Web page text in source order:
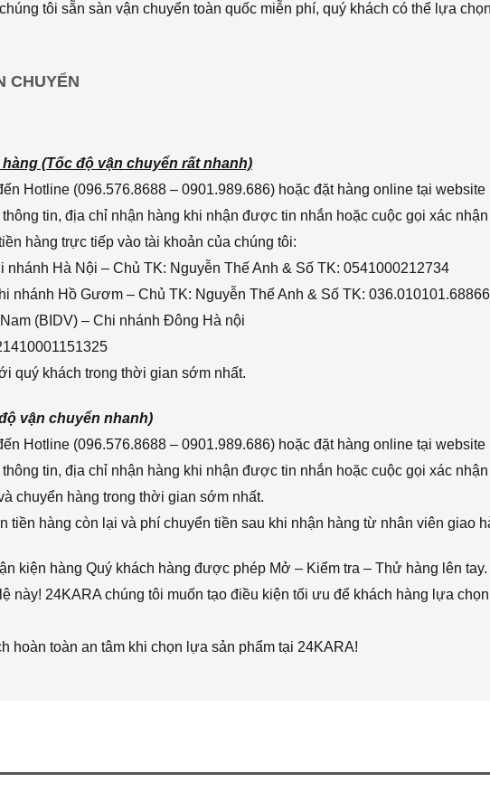
tôi sẵn sàn vận chuyển toàn quốc miễn phí, quý khách có thể lựa
CHUYỂN
(Tốc độ vận chuyển rất nhanh)
Hotline (096.576.8688 – 0901.989.686) hoặc đặt hàng online tại website
tin, địa chỉ nhận hàng khi nhận được tin nhắn hoặc cuộc gọi xác
hàng trực tiếp vào tài khoản của chúng tôi:
nhánh Hà Nội – Chủ TK: Nguyễn Thế Anh & Số TK: 0541000212734
nhánh Hồ Gươm – Chủ TK: Nguyễn Thế Anh & Số TK: 036.010101.68866
(BIDV) – Chi nhánh Đông Hà nội
quý khách trong thời gian sớm nhất.
vận chuyển nhanh)
Hotline (096.576.8688 – 0901.989.686) hoặc đặt hàng online tại website
tin, địa chỉ nhận hàng khi nhận được tin nhắn hoặc cuộc gọi xác
chuyển hàng trong thời gian sớm nhất.
tiền hàng còn lại và phí chuyển tiền sau khi nhận hàng từ nhân viên giao
kiện hàng Quý khách hàng được phép Mở – Kiểm tra – Thử hàng lên tay.
này! 24KARA chúng tôi muốn tạo điều kiện tối ưu để khách hàng lựa
hoàn toàn an tâm khi chọn lựa sản phẩm tại 24KARA!